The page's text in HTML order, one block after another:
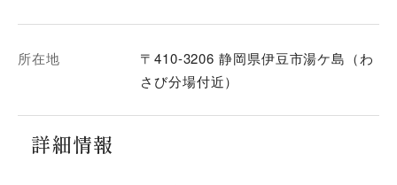
所在地
〒410-3206 静岡県伊豆市湯ケ島（わ
さび分場付近）
詳細情報